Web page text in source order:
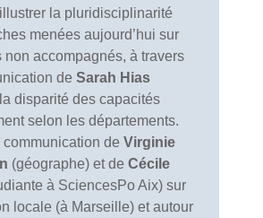
la pluridisciplinarité
menées aujourd’hui sur
non accompagnés, à travers
de Sarah Hias
disparité des capacités
selon les départements.
de Virginie
(géographe) et de Cécile
à SciencesPo Aix) sur
locale (à Marseille) et autour